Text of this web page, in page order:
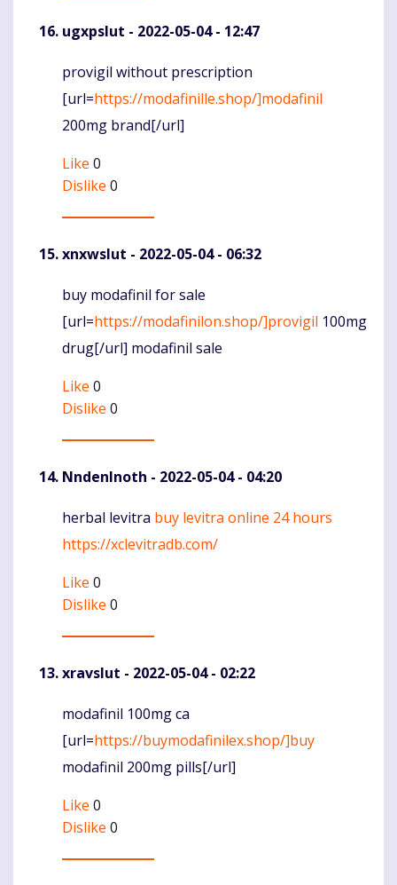
ugxpslut - 2022-05-04 - 12:47
Komentaras
provigil without prescription
[url=https://modafinille.shop/]modafinil
200mg brand[/url]
Like 0
Dislike 0
xnxwslut - 2022-05-04 - 06:32
Komentaras
buy modafinil for sale
[url=https://modafinilon.shop/]provigil 100mg
drug[/url] modafinil sale
Like 0
Dislike 0
NndenInoth - 2022-05-04 - 04:20
Komentaras
herbal levitra buy levitra online 24 hours
https://xclevitradb.com/
Like 0
Dislike 0
xravslut - 2022-05-04 - 02:22
Komentaras
modafinil 100mg ca
[url=https://buymodafinilex.shop/]buy
modafinil 200mg pills[/url]
Like 0
Dislike 0